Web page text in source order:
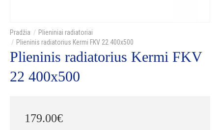
Plieniniai radiatoriai
Plieninis radiatorius Kermi FKV 22 400x500
Plieninis radiatorius Kermi FKV
22 400x500
179.00€